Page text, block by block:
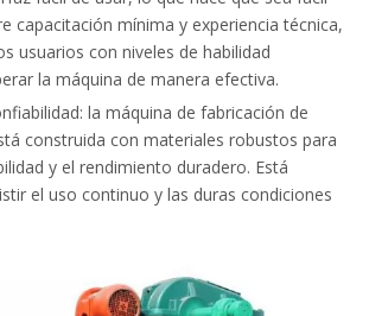
capacitación mínima y experiencia técnica,
usuarios con niveles de habilidad
la máquina de manera efectiva.
la máquina de fabricación de
construida con materiales robustos para
y el rendimiento duradero. Está
el uso continuo y las duras condiciones